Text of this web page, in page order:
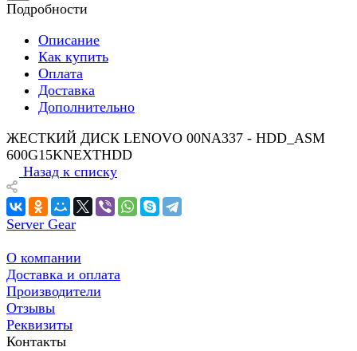
Подробности
Описание
Как купить
Оплата
Доставка
Дополнительно
ЖЕСТКИЙ ДИСК LENOVO 00NA337 - HDD_ASM
600G15KNEXTHDD
Назад к списку
Server Gear
О компании
Доставка и оплата
Производители
Отзывы
Реквизиты
Контакты